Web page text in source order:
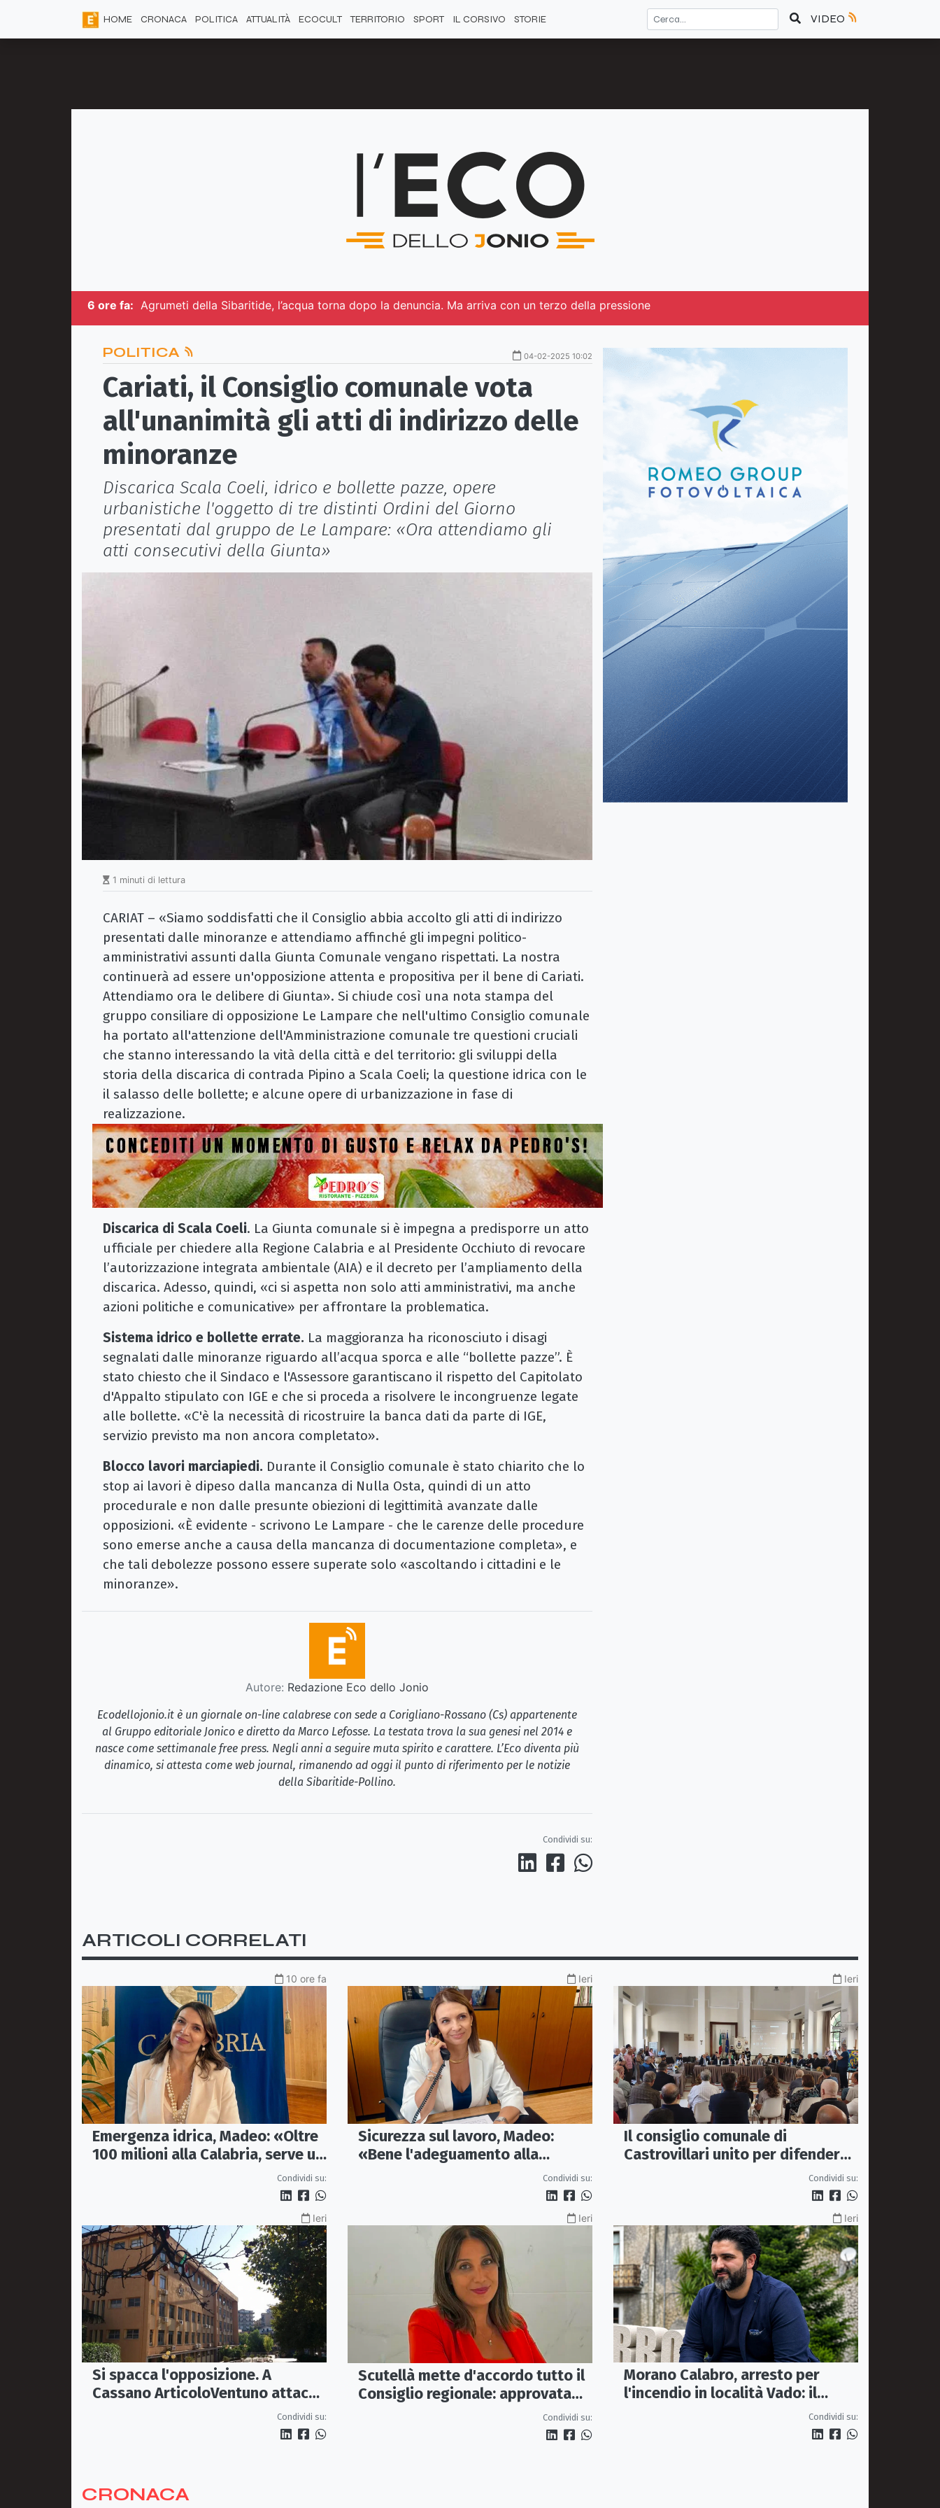
HOME CRONACA POLITICA ATTUALITÀ ECOCULT TERRITORIO SPORT IL CORSIVO STORIE VIDEO
6 ore fa: Agrumeti della Sibaritide, l’acqua torna dopo la denuncia. Ma arriva con un terzo della pressione
POLITICA 04-02-2025 10:02
Cariati, il Consiglio comunale vota
all'unanimità gli atti di indirizzo delle
minoranze
Discarica Scala Coeli, idrico e bollette pazze, opere
urbanistiche l'oggetto di tre distinti Ordini del Giorno
presentati dal gruppo de Le Lampare: «Ora attendiamo gli
atti consecutivi della Giunta»
1 minuti di lettura
CARIAT – «Siamo soddisfatti che il Consiglio abbia accolto gli atti di indirizzo
presentati dalle minoranze e attendiamo affinché gli impegni politico-
amministrativi assunti dalla Giunta Comunale vengano rispettati. La nostra
continuerà ad essere un'opposizione attenta e propositiva per il bene di Cariati.
Attendiamo ora le delibere di Giunta». Si chiude così una nota stampa del
gruppo consiliare di opposizione Le Lampare che nell'ultimo Consiglio comunale
ha portato all'attenzione dell'Amministrazione comunale tre questioni cruciali
che stanno interessando la vità della città e del territorio: gli sviluppi della
storia della discarica di contrada Pipino a Scala Coeli; la questione idrica con le
il salasso delle bollette; e alcune opere di urbanizzazione in fase di
realizzazione.
Discarica di Scala Coeli. La Giunta comunale si è impegna a predisporre un atto
ufficiale per chiedere alla Regione Calabria e al Presidente Occhiuto di revocare
l’autorizzazione integrata ambientale (AIA) e il decreto per l’ampliamento della
discarica. Adesso, quindi, «ci si aspetta non solo atti amministrativi, ma anche
azioni politiche e comunicative» per affrontare la problematica.
Sistema idrico e bollette errate. La maggioranza ha riconosciuto i disagi
segnalati dalle minoranze riguardo all’acqua sporca e alle “bollette pazze”. È
stato chiesto che il Sindaco e l'Assessore garantiscano il rispetto del Capitolato
d'Appalto stipulato con IGE e che si proceda a risolvere le incongruenze legate
alle bollette. «C'è la necessità di ricostruire la banca dati da parte di IGE,
servizio previsto ma non ancora completato».
Blocco lavori marciapiedi. Durante il Consiglio comunale è stato chiarito che lo
stop ai lavori è dipeso dalla mancanza di Nulla Osta, quindi di un atto
procedurale e non dalle presunte obiezioni di legittimità avanzate dalle
opposizioni. «È evidente - scrivono Le Lampare - che le carenze delle procedure
sono emerse anche a causa della mancanza di documentazione completa», e
che tali debolezze possono essere superate solo «ascoltando i cittadini e le
minoranze».
Autore: Redazione Eco dello Jonio
Ecodellojonio.it è un giornale on-line calabrese con sede a Corigliano-Rossano (Cs) appartenente
al Gruppo editoriale Jonico e diretto da Marco Lefosse. La testata trova la sua genesi nel 2014 e
nasce come settimanale free press. Negli anni a seguire muta spirito e carattere. L’Eco diventa più
dinamico, si attesta come web journal, rimanendo ad oggi il punto di riferimento per le notizie
della Sibaritide-Pollino.
Condividi su:
ARTICOLI CORRELATI
10 ore fa
Emergenza idrica, Madeo: «Oltre
100 milioni alla Calabria, serve un
Condividi su:
Ieri
Sicurezza sul lavoro, Madeo:
«Bene l'adeguamento alla
normativa nazionale, servono più
Condividi su:
Ieri
Il consiglio comunale di
Castrovillari unito per difendere
Condividi su:
Ieri
Si spacca l'opposizione. A
Cassano ArticoloVentuno attacca
Avena e ne chiede le dimissioni
Condividi su:
Ieri
Scutellà mette d'accordo tutto il
Consiglio regionale: approvata
mozione per i treni Sibari-Paola
Condividi su:
Ieri
Morano Calabro, arresto per
l'incendio in località Vado: il
Condividi su:
CRONACA